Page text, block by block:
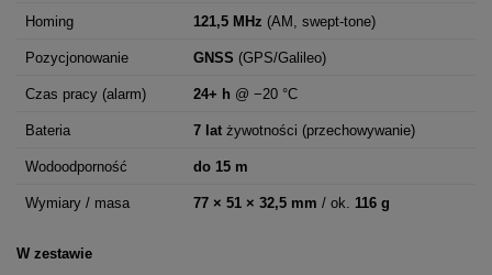
Homing 121,5 MHz (AM, swept-tone)
Pozycjonowanie GNSS (GPS/Galileo)
Czas pracy (alarm) 24+ h @ −20 °C
Bateria 7 lat żywotności (przechowywanie)
Wodoodporność do 15 m
Wymiary / masa 77 × 51 × 32,5 mm / ok. 116 g
W zestawie